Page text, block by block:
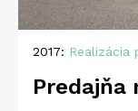
2017: Realizácia
Predajňa